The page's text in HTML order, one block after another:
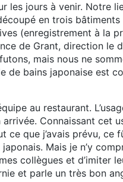
les jours à venir. Notre
en trois bâtiments
(enregistrement à la
de Grant, direction le
mais nous ne
de bains japonaise est
au restaurant.
arrivée. Connaissant cet
ce que j’avais prévu,
Mais je n’y
collègues et d’imiter
et parle un très bon